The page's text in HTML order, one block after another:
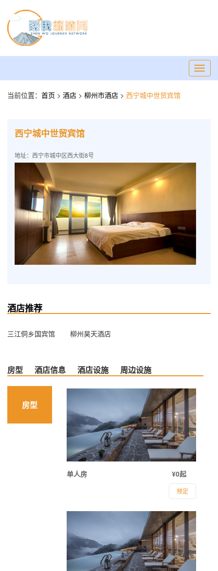
当前位置： 首页 > 酒店 > 柳州市酒店 > 西宁城中世贸宾馆
西宁城中世贸宾馆
地址：西宁市城中区西大街8号
酒店推荐
三江侗乡国宾馆 柳州昊天酒店
房型 酒店信息 酒店设施 周边设施
房型
单人房 ¥0起
预定